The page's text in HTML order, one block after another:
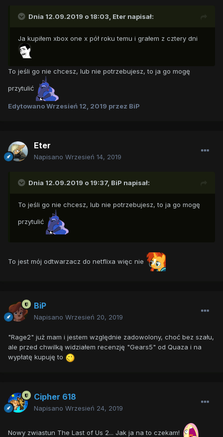
Dnia 12.09.2019 o 18:03, Eter napisał:
Ja kupiłem xbox one x pół roku temu i grałem z cztery dni
To jeśli go nie chcesz, lub nie potrzebujesz, to ja go mogę
przytulić
EdytowanoWrzesień 12, 2019 przez BiP
Eter
Napisano Wrzesień 14, 2019
Dnia 12.09.2019 o 19:37, BiP napisał:
To jeśli go nie chcesz, lub nie potrzebujesz, to ja go mogę
przytulić
To jest mój odtwarzacz do netflixa więc nie
BiP
Napisano Wrzesień 20, 2019
"Rage2" już mam i jestem względnie zadowolony, choć bez szału,
ale przed chwilką widziałem recenzję "Gears5" od Quaza i na
wypłatę kupuję to
Cipher 618
Napisano Wrzesień 24, 2019
Nowy zwiastun The Last of Us 2... Jak ja na to czekam!